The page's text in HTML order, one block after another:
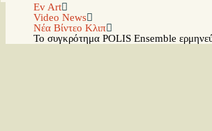
Ev Art
Video News
Νέα Βίντεο Κλιπ
Το συγκρότημα POLIS Ensemble